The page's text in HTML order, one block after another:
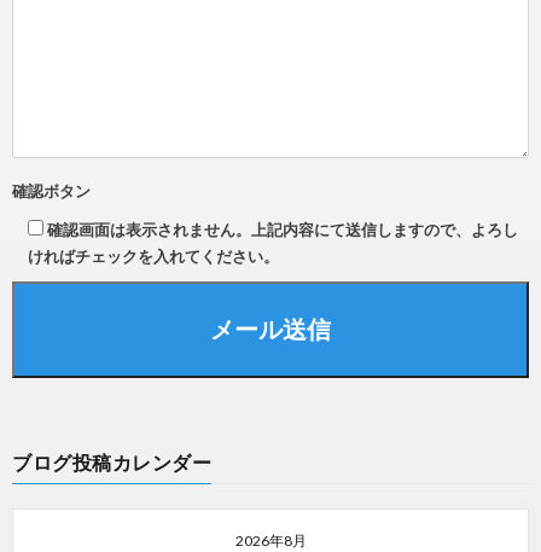
確認ボタン
確認画面は表示されません。上記内容にて送信しますので、よろし
ければチェックを入れてください。
ブログ投稿カレンダー
2026年8月